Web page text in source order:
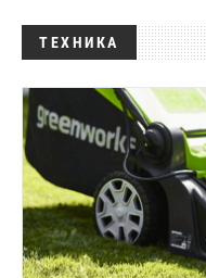
ТЕХНИКА